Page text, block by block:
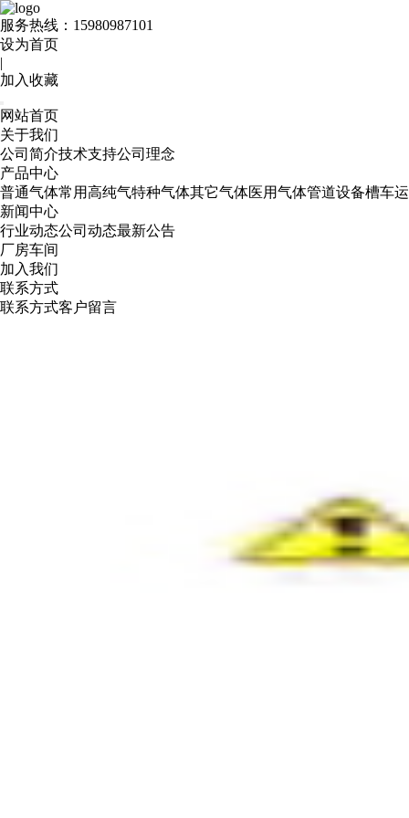
服务热线： 15980987101
设为首页
|
加入收藏
网站首页
关于我们
公司简介技术支持公司理念
产品中心
普通气体常用高纯气特种气体其它气体医用气体管道设备槽车
新闻中心
行业动态公司动态最新公告
厂房车间
加入我们
联系方式
联系方式客户留言